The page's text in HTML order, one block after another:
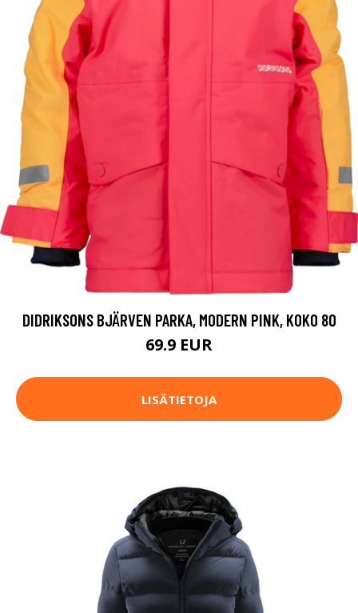
DIDRIKSONS BJÄRVEN PARKA, MODERN PINK, KOKO 80
69.9 EUR
LISÄTIETOJA